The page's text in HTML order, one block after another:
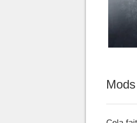
Mods